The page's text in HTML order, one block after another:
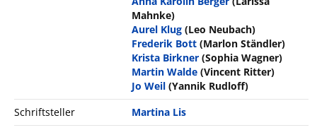
Mahnke)
Aurel Klug (Leo Neubach)
Frederik Bott (Marlon Ständler)
Krista Birkner (Sophia Wagner)
Martin Walde (Vincent Ritter)
Jo Weil (Yannik Rudloff)
Schriftsteller
Martina Lis